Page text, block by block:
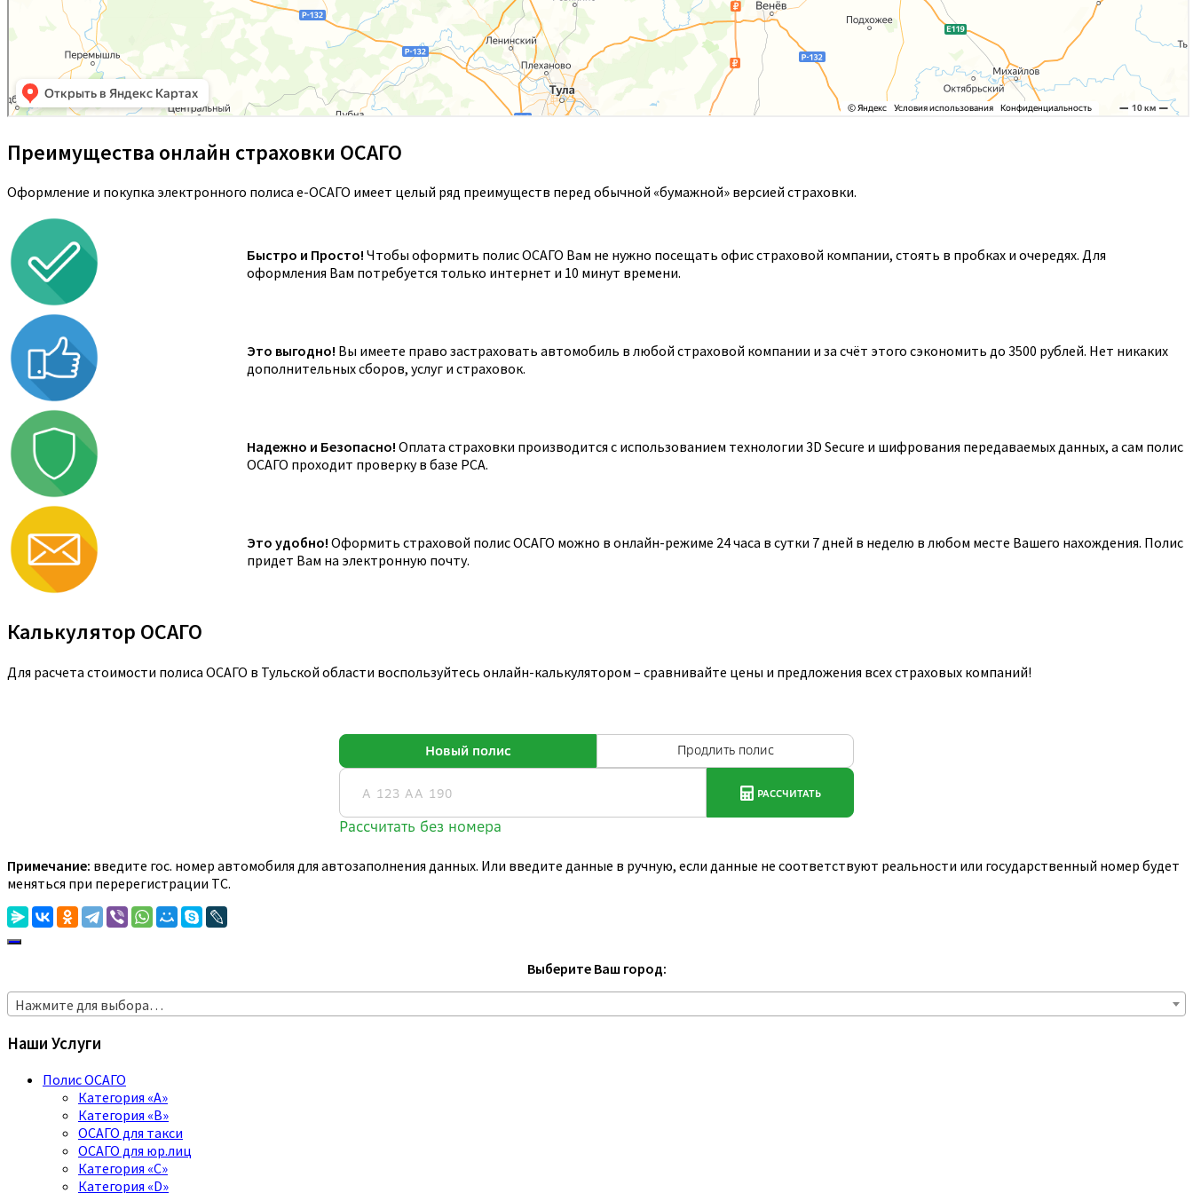
Преимущества онлайн страховки ОСАГО
Оформление и покупка электронного полиса е-ОСАГО имеет целый ряд преимуществ перед обычной «бумажной» версией страховки.
Быстро и Просто! Чтобы оформить полис ОСАГО Вам не нужно посещать офис страховой компании, стоять в пробках и очередях. Для
оформления Вам потребуется только интернет и 10 минут времени.
Это выгодно! Вы имеете право застраховать автомобиль в любой страховой компании и за счёт этого сэкономить до 3500 рублей. Нет никаких
дополнительных сборов, услуг и страховок.
Надежно и Безопасно! Оплата страховки производится с использованием технологии 3D Secure и шифрования передаваемых данных, а сам полис
ОСАГО проходит проверку в базе РСА.
Это удобно! Оформить страховой полис ОСАГО можно в онлайн-режиме 24 часа в сутки 7 дней в неделю в любом месте Вашего нахождения. Полис
придет Вам на электронную почту.
Калькулятор ОСАГО
Для расчета стоимости полиса ОСАГО в Тульской области воспользуйтесь онлайн-калькулятором – сравнивайте цены и предложения всех страховых компаний!
Примечание: введите гос. номер автомобиля для автозаполнения данных. Или введите данные в ручную, если данные не соответствуют реальности или государственный номер будет
меняться при перерегистрации ТС.
Выберите Ваш город:
Нажмите для выбора…
Наши Услуги
Полис ОСАГО
Категория «A»
Категория «B»
ОСАГО для такси
ОСАГО для юр.лиц
Категория «C»
Категория «D»